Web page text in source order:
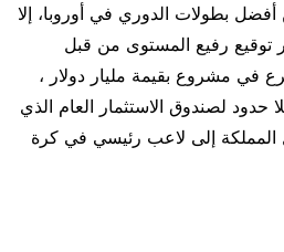
بطولات الدوري في أوروبا، إلا
توقيع رفيع المستوى من قبل
في مشروع بقيمة مليار دولار ،
حدود لصندوق الاستثمار العام الذي
المملكة إلى لاعب رئيسي في كرة